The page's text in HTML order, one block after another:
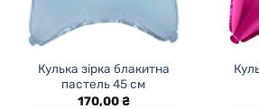
Кулька зірка блакитна
пастель 45 см
170,00₴